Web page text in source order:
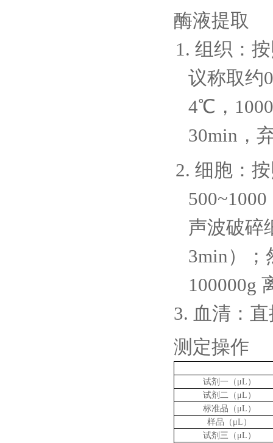
酶液提取
1. 组织：
议称取约
4℃，
30min，
2. 细胞：
声波破碎
3min）
100000g
3. 血清：
测定操作
试剂一（ μL）
试剂二（ μL）
标准品（ μL）
样品（ μL）
试剂三（ μL）